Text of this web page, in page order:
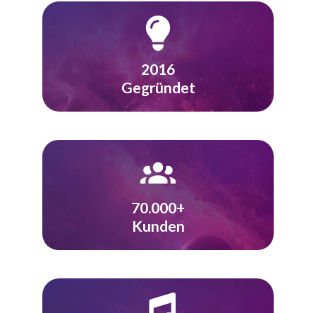
2016
Gegründet
70.000+
Kunden